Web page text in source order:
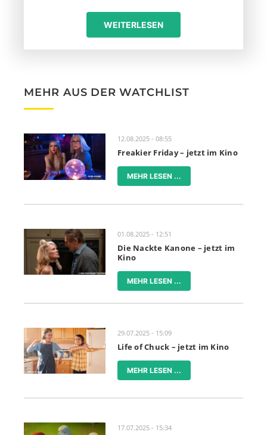
WEITERLESEN
MEHR AUS DER WATCHLIST
12.08.2025 - 08:55
Freakier Friday – jetzt im Kino
MEHR LESEN ...
01.08.2025 - 12:51
Die Nackte Kanone – jetzt im
Kino
MEHR LESEN ...
29.07.2025 - 15:09
Life of Chuck – jetzt im Kino
MEHR LESEN ...
17.07.2025 - 15:34